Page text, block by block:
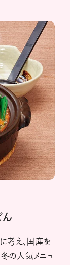
ん
考え、国産を
の人気メニュ